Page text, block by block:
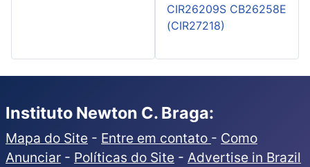
CIR26209S CB26258E
(CIR27218)
Instituto Newton C. Braga:
Mapa do Site - Entre em contato - Como
Anunciar - Políticas do Site - Advertise in Brazil